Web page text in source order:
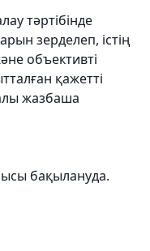
тәртібінде
зерделеп, істің
объективті
қажетті
жазбаша
бақылануда.